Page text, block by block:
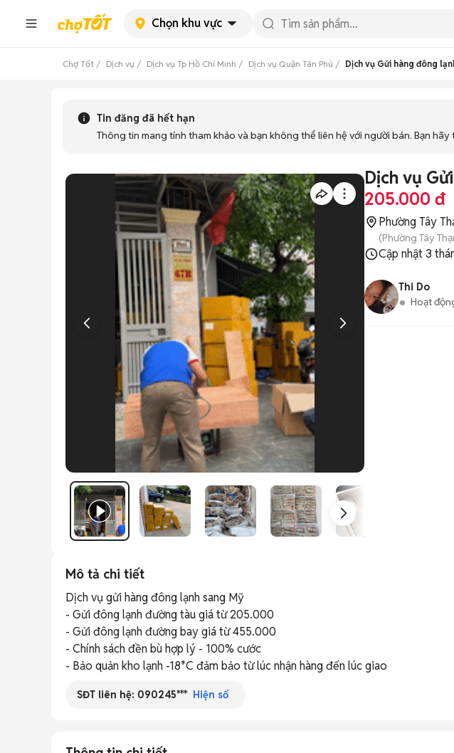
Chọn khu vực
Chợ Tốt Dịch vụ Dịch vụ Tp Hồ Chí Minh Dịch vụ Quận Tân Phú Dịch vụ Gửi hàng đông
Tin đăng đã hết hạn
Thông tin mang tính tham khảo và bạn không thể liên hệ với người bán. Bạn
Dịch vụ
205.000 đ
Phường Tây
(Phường Tây
Cập nhật3
Thi Do
Hoạt
Mô tả chi tiết
Dịch vụ gửi hàng đông lạnh sang Mỹ
- Gửi đông lạnh đường tàu giá từ 205.000
- Gửi đông lạnh đường bay giá từ 455.000
- Chính sách đền bù hợp lý - 100% cước
- Bảo quản kho lạnh -18*C đảm bảo từ lúc nhận hàng đến lúc giao
SĐT liên hệ: 090245*** Hiện số